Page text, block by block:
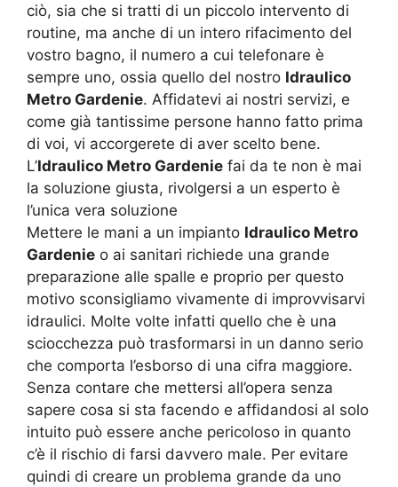
ciò, sia che si tratti di un piccolo intervento di
routine, ma anche di un intero rifacimento del
vostro bagno, il numero a cui telefonare è
sempre uno, ossia quello del nostro Idraulico
Metro Gardenie. Affidatevi ai nostri servizi, e
come già tantissime persone hanno fatto prima
di voi, vi accorgerete di aver scelto bene.
L’Idraulico Metro Gardenie fai da te non è mai
la soluzione giusta, rivolgersi a un esperto è
l’unica vera soluzione
Mettere le mani a un impianto Idraulico Metro
Gardenie o ai sanitari richiede una grande
preparazione alle spalle e proprio per questo
motivo sconsigliamo vivamente di improvvisarvi
idraulici. Molte volte infatti quello che è una
sciocchezza può trasformarsi in un danno serio
che comporta l’esborso di una cifra maggiore.
Senza contare che mettersi all’opera senza
sapere cosa si sta facendo e affidandosi al solo
intuito può essere anche pericoloso in quanto
c’è il rischio di farsi davvero male. Per evitare
quindi di creare un problema grande da uno